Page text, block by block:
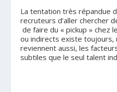
La tentation très répandue
recruteurs d’aller chercher
de faire du « pickup » chez
ou indirects existe toujours,
reviennent aussi, les
subtiles que le seul talent